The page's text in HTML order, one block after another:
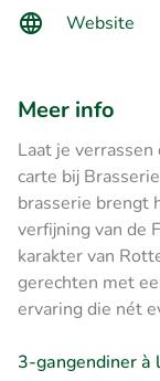
Website
Meer info
Laat je
carte bij
brasserie brengt
verfijning van de
karakter van
gerechten met
ervaring die nét
3-gangendiner à